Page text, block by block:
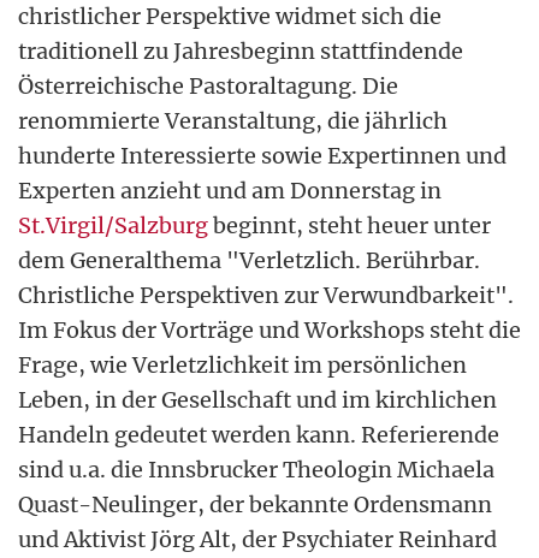
christlicher Perspektive widmet sich die
traditionell zu Jahresbeginn stattfindende
Österreichische Pastoraltagung. Die
renommierte Veranstaltung, die jährlich
hunderte Interessierte sowie Expertinnen und
Experten anzieht und am Donnerstag in
St.Virgil/Salzburgbeginnt, steht heuer unter
dem Generalthema "Verletzlich. Berührbar.
Christliche Perspektiven zur Verwundbarkeit".
Im Fokus der Vorträge und Workshops steht die
Frage, wie Verletzlichkeit im persönlichen
Leben, in der Gesellschaft und im kirchlichen
Handeln gedeutet werden kann. Referierende
sind u.a. die Innsbrucker Theologin Michaela
Quast-Neulinger, der bekannte Ordensmann
und Aktivist Jörg Alt, der Psychiater Reinhard